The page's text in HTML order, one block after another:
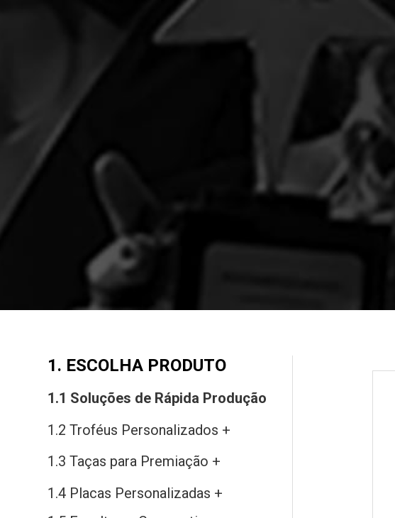
1. ESCOLHA PRODUTO
1.1 Soluções de Rápida Produção
1.2 Troféus Personalizados +
1.3 Taças para Premiação +
1.4 Placas Personalizadas +